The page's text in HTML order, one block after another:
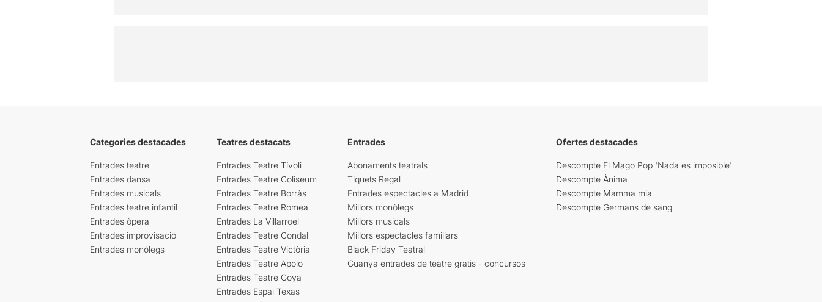
Categories destacades
Entrades teatre
Entrades dansa
Entrades musicals
Entrades teatre infantil
Entrades òpera
Entrades improvisació
Entrades monòlegs
Teatres destacats
Entrades Teatre Tívoli
Entrades Teatre Coliseum
Entrades Teatre Borràs
Entrades Teatre Romea
Entrades La Villarroel
Entrades Teatre Condal
Entrades Teatre Victòria
Entrades Teatre Apolo
Entrades Teatre Goya
Entrades Espai Texas
Entrades
Abonaments teatrals
Tiquets Regal
Entrades espectacles a Madrid
Millors monòlegs
Millors musicals
Millors espectacles familiars
Black Friday Teatral
Guanya entrades de teatre gratis - concursos
Ofertes destacades
Descompte El Mago Pop 'Nada es imposible'
Descompte Ànima
Descompte Mamma mia
Descompte Germans de sang